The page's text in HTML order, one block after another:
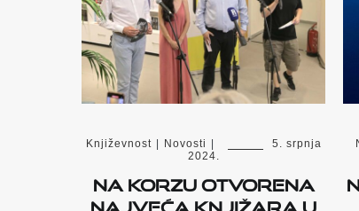
Književnost | Novosti |
5. srpnja
2024.
Na Korzu otvorena
najveća knjižara u